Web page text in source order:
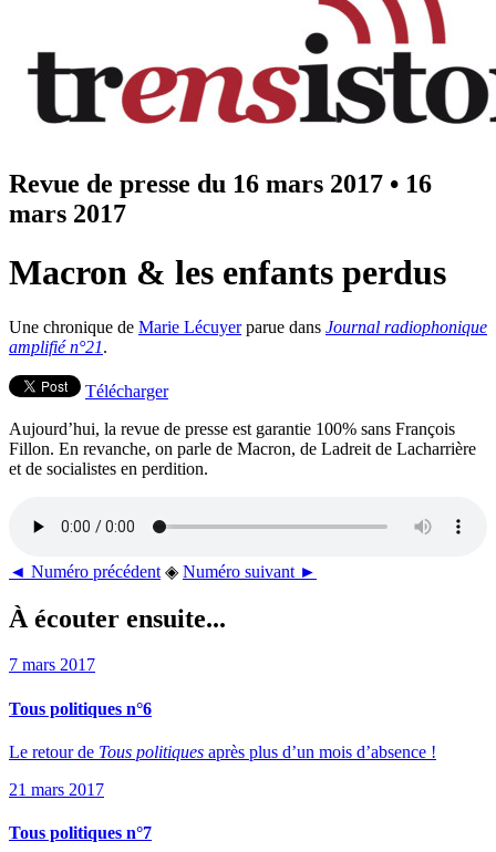
Revue de presse du 16 mars 2017 • 16
mars 2017
Macron & les enfants perdus
Une chronique de Marie Lécuyerparue dans Journal radiophonique
amplifié n°21.
Télécharger
Aujourd’hui, la revue de presse est garantie 100% sans François
Fillon. En revanche, on parle de Macron, de Ladreit de Lacharrière
et de socialistes en perdition.
◄ Numéro précédent ◈ Numéro suivant ►
À écouter ensuite...
7 mars 2017
Tous politiques n°6
Le retour de Tous politiques après plus d’un mois d’absence !
21 mars 2017
Tous politiques n°7